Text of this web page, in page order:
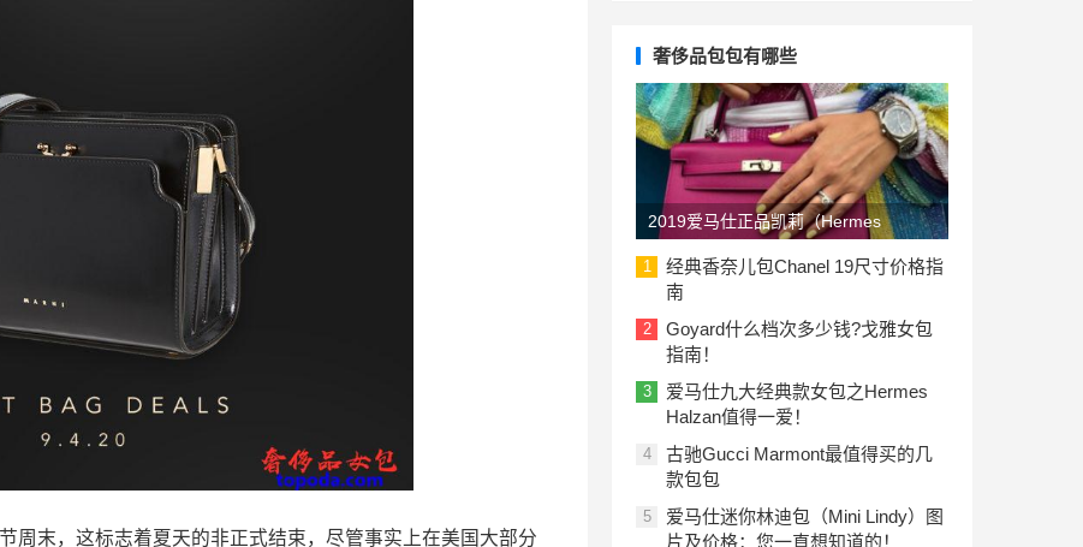
周末，这标志着夏天的非正式结束，尽管事实上在美国大部分
奢侈品包包有哪些
2019爱马仕正品凯莉（Hermes
Kelly）包包价格一览表：美国与欧洲
1
经典香奈儿包Chanel 19尺寸价格指
南
2
Goyard什么档次多少钱?戈雅女包
指南！
3
爱马仕九大经典款女包之Hermes
Halzan值得一爱！
4
古驰Gucci Marmont最值得买的几
款包包
5
爱马仕迷你林迪包（Mini Lindy）图
片及价格：您一直想知道的！